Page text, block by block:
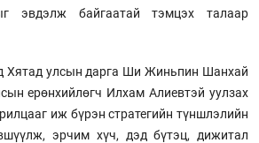
эвдэлж байгаатай тэмцэх талаар
Хятад улсын дарга Ши Жиньпин Шанхай
ерөнхийлөгч Илхам Алиевтэй уулзах
иж бүрэн стратегийн түншлэлийн
эрчим хүч, дэд бүтэц, дижитал